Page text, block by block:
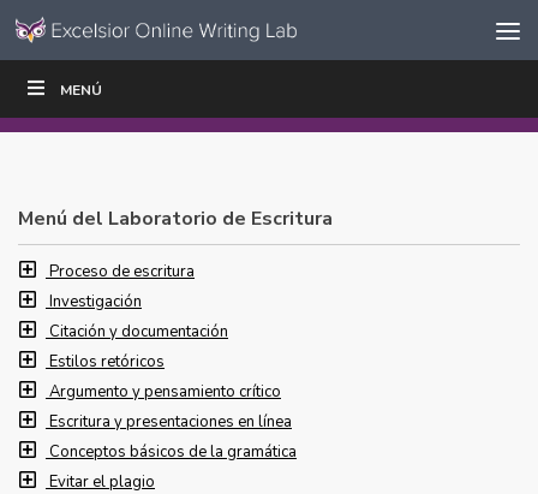
Ir al contenido
navegación
MENÚ
ESCRIBIR
Menú del Laboratorio de Escritura
Proceso de escritura
Investigación
Citación y documentación
Estilos retóricos
Argumento y pensamiento crítico
Escritura y presentaciones en línea
Conceptos básicos de la gramática
Evitar el plagio